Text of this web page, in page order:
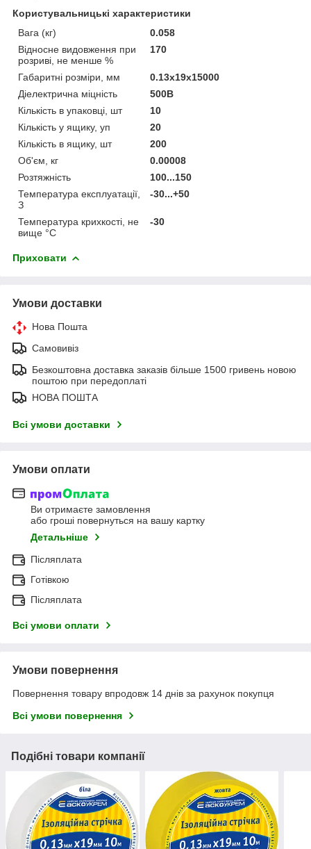
Користувальницькі характеристики
Вага (кг)
0.058
Відносне видовження при
розриві, не менше %
170
Габаритні розміри, мм
0.13х19х15000
Діелектрична міцність
500В
Кількість в упаковці, шт
10
Кількість у ящику, уп
20
Кількість в ящику, шт
200
Об'єм, кг
0.00008
Розтяжність
100...150
Температура експлуатації,
З
-30...+50
Температура крихкості, не
вище °С
-30
Приховати
Умови доставки
Нова Пошта
Самовивіз
Безкоштовна доставка заказів більше 1500 гривень новою
поштою при передоплаті
НОВА ПОШТА
Всі умови доставки
Умови оплати
Ви отримаєте замовлення
або гроші повернуться на вашу картку
Детальніше
Післяплата
Готівкою
Післяплата
Всі умови оплати
Умови повернення
Повернення товару впродовж 14 днів за рахунок покупця
Всі умови повернення
Подібні товари компанії